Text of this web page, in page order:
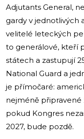
Adjutants General,
gardy v jednotlivých
velitelé leteckých
to generálové, kteří
státech a zastupují
National Guard a
je přímočaré:
nejméně připravené
pokud Kongres
2027, bude pozdě.